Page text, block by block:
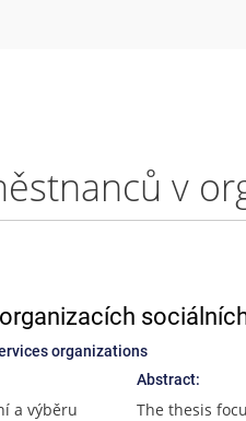
organizations
a výběru
Abstract:
The thesis